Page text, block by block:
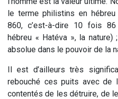
le terme philistins en
860, c’est-à-dire 10 fois
hébreu « Hatéva », la
absolue dans le pouvoir de la
Il est d’ailleurs très
rebouché ces puits avec
contentés de les détruire, de